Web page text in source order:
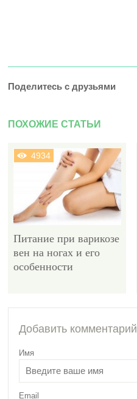
Поделитесь с друзьями
ПОХОЖИЕ СТАТЬИ
4934
Питание при варикозе
вен на ногах и его
особенности
Добавить комментарий
Имя
Email